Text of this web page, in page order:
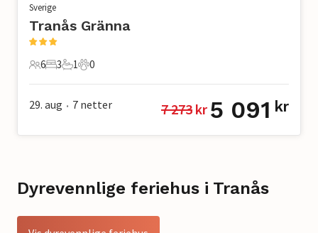
Sverige
Tranås Gränna
6 Gjester
6
3 Soverom
3
1 Bad
1
0 Kjæledyr
0
29. aug • 7 netter 7 273 kr 5 091 kr
Dyrevennlige feriehus i Tranås